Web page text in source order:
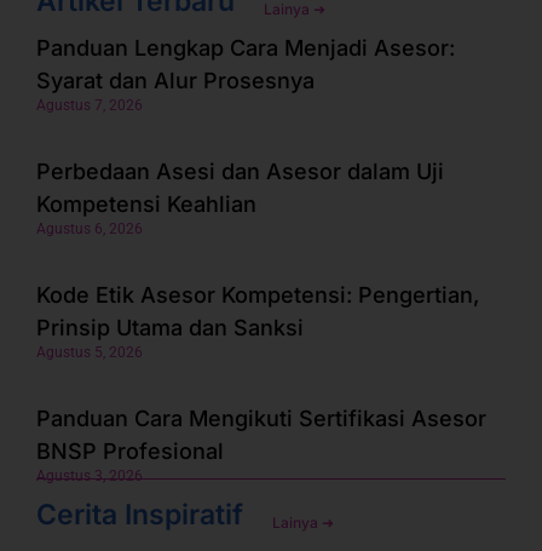
Lainya ➜
Panduan Lengkap Cara Menjadi Asesor:
Syarat dan Alur Prosesnya
Agustus 7, 2026
Perbedaan Asesi dan Asesor dalam Uji
Kompetensi Keahlian
Agustus 6, 2026
Kode Etik Asesor Kompetensi: Pengertian,
Prinsip Utama dan Sanksi
Agustus 5, 2026
Panduan Cara Mengikuti Sertifikasi Asesor
BNSP Profesional
Agustus 3, 2026
Cerita Inspiratif Lainya ➜